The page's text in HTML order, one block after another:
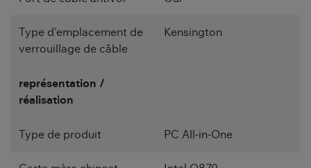
Type d'emplacement de
verrouillage de câble
Kensington
représentation /
réalisation
Type de produit PC All-in-One